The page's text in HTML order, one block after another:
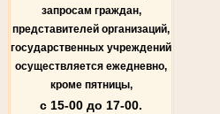
запросам граждан,
представителей организаций,
государственных учреждений
осуществляется ежедневно,
кроме пятницы,
с 15-00 до 17-00.